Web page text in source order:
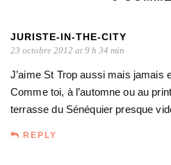
JURISTE-IN-THE-CITY
23 octobre 2012 at 9 h 34 min
J’aime St Trop aussi mais jamais
Comme toi, à l’automne ou au
terrasse du Sénéquier presque
REPLY